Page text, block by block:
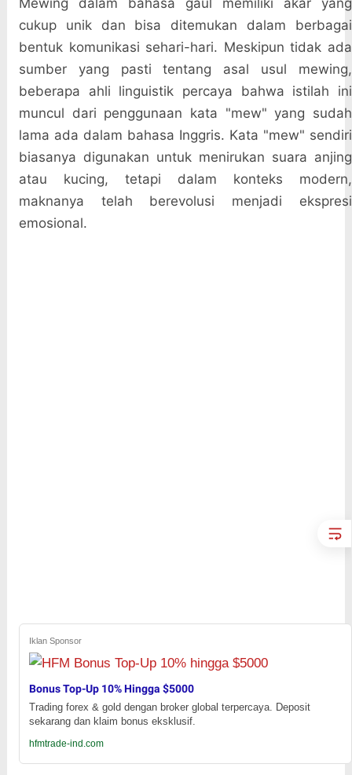
Mewing dalam bahasa gaul memiliki akar yang
cukup unik dan bisa ditemukan dalam berbagai
bentuk komunikasi sehari-hari. Meskipun tidak ada
sumber yang pasti tentang asal usul mewing,
beberapa ahli linguistik percaya bahwa istilah ini
muncul dari penggunaan kata "mew" yang sudah
lama ada dalam bahasa Inggris. Kata "mew" sendiri
biasanya digunakan untuk menirukan suara anjing
atau kucing, tetapi dalam konteks modern,
maknanya telah berevolusi menjadi ekspresi
emosional.
Iklan Sponsor
Bonus Top-Up 10% Hingga $5000
Trading forex & gold dengan broker global terpercaya. Deposit
sekarang dan klaim bonus eksklusif.
hfmtrade-ind.com